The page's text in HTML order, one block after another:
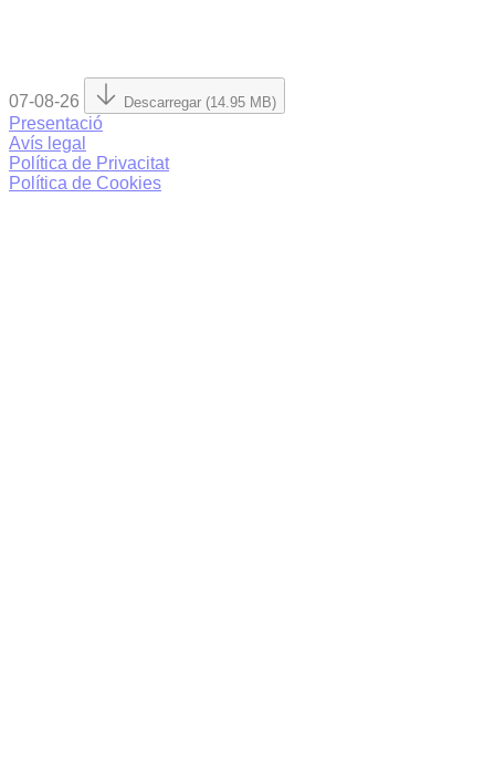
07-08-26 Descarregar (14.95 MB)
Presentació
Avís legal
Política de Privacitat
Política de Cookies